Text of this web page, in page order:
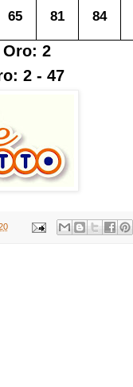
65 81 84
Oro: 2
2 - 47